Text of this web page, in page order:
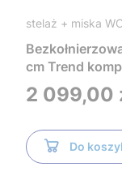
stelaż + miska
cm Trend
Tece i
TR2216+Tece
Cena
2 099,00
Do